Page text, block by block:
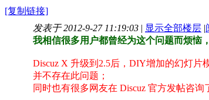
[复制链接]
发表于 2012-9-27 11:19:03 | 显示全部楼层 |
我相信很多用户都曾经为这个问题而烦恼
Discuz X 升级到2.5后，DIY增加的幻灯
并不存在此问题；
同时也有很多网友在 Discuz 官方发帖咨